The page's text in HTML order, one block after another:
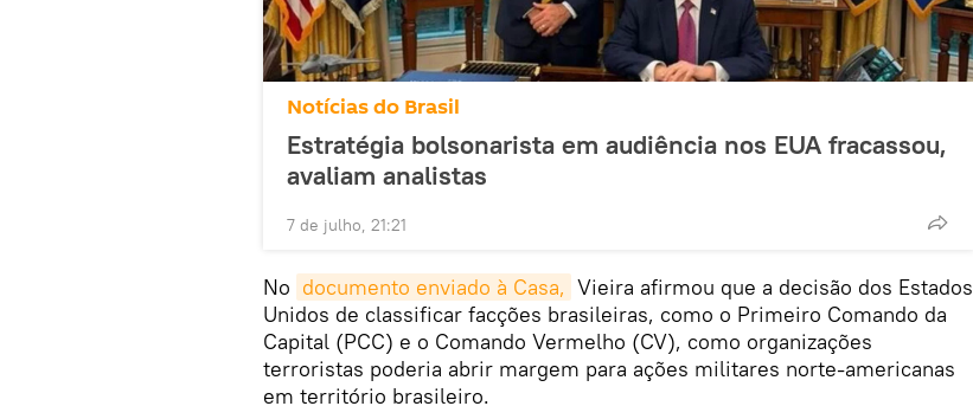
Notícias do Brasil
Estratégia bolsonarista em audiência nos EUA fracassou,
avaliam analistas
7 de julho, 21:21
No documento enviado à Casa, Vieira afirmou que a decisão dos Estados
Unidos de classificar facções brasileiras, como o Primeiro Comando da
Capital (PCC) e o Comando Vermelho (CV), como organizações
terroristas poderia abrir margem para ações militares norte-americanas
em território brasileiro.